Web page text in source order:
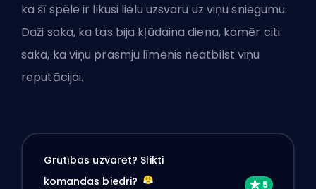
ka šī spēle ir likusi lielu uzsvaru uz viņu sniegumu.
Daži saka, ka tas bija kļūdaina diena, kamēr citi
saka, ka viņu prasmju līmenis neatbilst viņu
reputācijai.
Grūtības uzvarēt? Slikti
komandas biedri?